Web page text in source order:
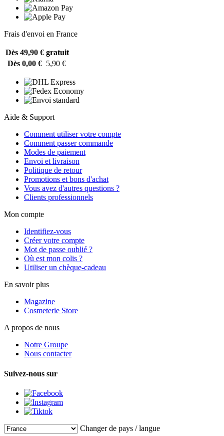
Frais d'envoi en France
Dès 49,90 € gratuit
Dès 0,00 € 5,90 €
Aide & Support
Comment utiliser votre compte
Comment passer commande
Modes de paiement
Envoi et livraison
Politique de retour
Promotions et bons d'achat
Vous avez d'autres questions ?
Clients professionnels
Mon compte
Identifiez-vous
Créer votre compte
Mot de passe oublié ?
Où est mon colis ?
Utiliser un chèque-cadeau
En savoir plus
Magazine
Cosmeterie Store
A propos de nous
Notre Groupe
Nous contacter
Suivez-nous sur
Changer de pays / langue